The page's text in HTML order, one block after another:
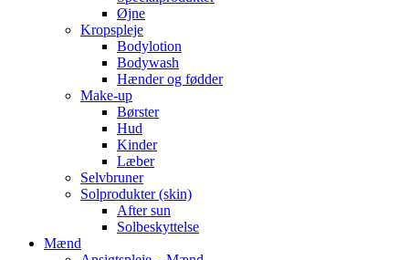
Øjne
Kropspleje
Bodylotion
Bodywash
Hænder og fødder
Make-up
Børster
Hud
Kinder
Læber
Selvbruner
Solprodukter (skin)
After sun
Solbeskyttelse
Mænd